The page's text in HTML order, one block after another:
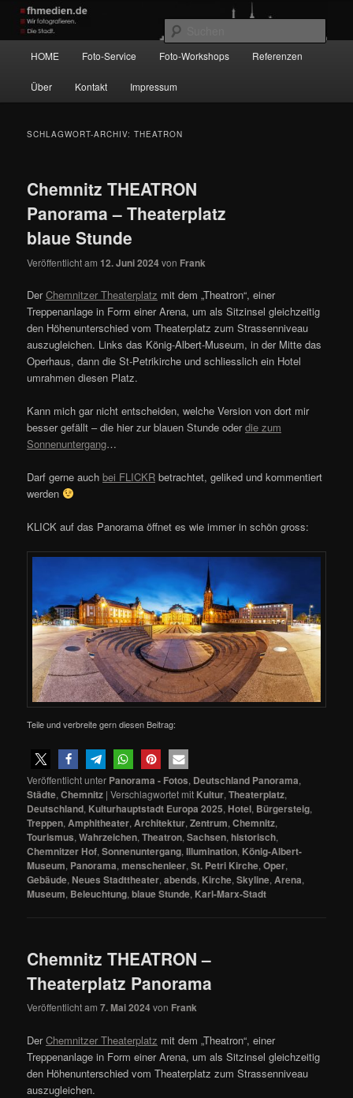
Zum
primären
Inhalt
springen
Zum
sekundären
Inhalt
springen
Wir fotografieren die Hauptstadt!
HOME Foto-Service Foto-Workshops Referenzen
Über Kontakt Impressum
SCHLAGWORT-ARCHIV:THEATRON
Chemnitz THEATRON
Panorama – Theaterplatz
blaue Stunde
Veröffentlicht am 12. Juni 2024von Frank
DerChemnitzer Theaterplatz mit dem „Theatron“, einer
Treppenanlage in Form einer Arena, um als Sitzinsel gleichzeitig
den Höhenunterschied vom Theaterplatz zum Strassenniveau
auszugleichen. Links das König-Albert-Museum, in der Mitte das
Operhaus, dann die St-Petrikirche und schliesslich ein Hotel
umrahmen diesen Platz.
Kann mich gar nicht entscheiden, welche Version von dort mir
besser gefällt – die hier zur blauen Stunde oderdie zum
Sonnenuntergang…
Darf gerne auchbei FLICKR betrachtet, geliked und kommentiert
werden
KLICK auf das Panorama öffnet es wie immer in schön gross:
Teile und verbreite gern diesen Beitrag:
Veröffentlicht unter Panorama - Fotos, Deutschland Panorama,
Städte,Chemnitz |Verschlagwortet mit Kultur,Theaterplatz,
Deutschland, Kulturhauptstadt Europa 2025, Hotel, Bürgersteig,
Treppen, Amphitheater, Architektur,Zentrum,Chemnitz,
Tourismus,Wahrzeichen,Theatron,Sachsen,historisch,
Chemnitzer Hof,Sonnenuntergang,Illumination, König-Albert-
Museum, Panorama,menschenleer,St. Petri Kirche,Oper,
Gebäude, Neues Stadttheater,abends, Kirche,Skyline, Arena,
Museum, Beleuchtung,blaue Stunde, Karl-Marx-Stadt
Chemnitz THEATRON –
Theaterplatz Panorama
Veröffentlicht am7. Mai 2024von Frank
DerChemnitzer Theaterplatz mit dem „Theatron“, einer
Treppenanlage in Form einer Arena, um als Sitzinsel gleichzeitig
den Höhenunterschied vom Theaterplatz zum Strassenniveau
auszugleichen.